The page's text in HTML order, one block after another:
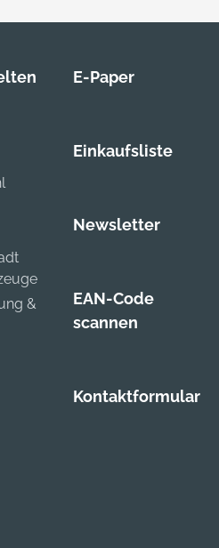
&
E-Paper
Einkaufsliste
Newsletter
EAN-Code
scannen
Kontaktformular